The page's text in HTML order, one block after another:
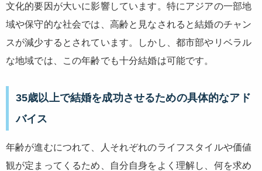
文化的要因が大いに影響しています。特にアジアの一部地
域や保守的な社会では、高齢と見なされると結婚のチャン
スが減少するとされています。しかし、都市部やリベラル
な地域では、この年齢でも十分結婚は可能です。
35歳以上で結婚を成功させるための具体的なアド
バイス
年齢が進むにつれて、人それぞれのライフスタイルや価値
観が定まってくるため、自分自身をよく理解し、何を求め